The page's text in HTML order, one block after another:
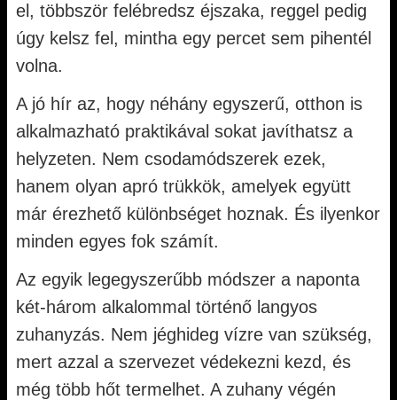
el, többször felébredsz éjszaka, reggel pedig
úgy kelsz fel, mintha egy percet sem pihentél
volna.
A jó hír az, hogy néhány egyszerű, otthon is
alkalmazható praktikával sokat javíthatsz a
helyzeten. Nem csodamódszerek ezek,
hanem olyan apró trükkök, amelyek együtt
már érezhető különbséget hoznak. És ilyenkor
minden egyes fok számít.
Az egyik legegyszerűbb módszer a naponta
két-három alkalommal történő langyos
zuhanyzás. Nem jéghideg vízre van szükség,
mert azzal a szervezet védekezni kezd, és
még több hőt termelhet. A zuhany végén